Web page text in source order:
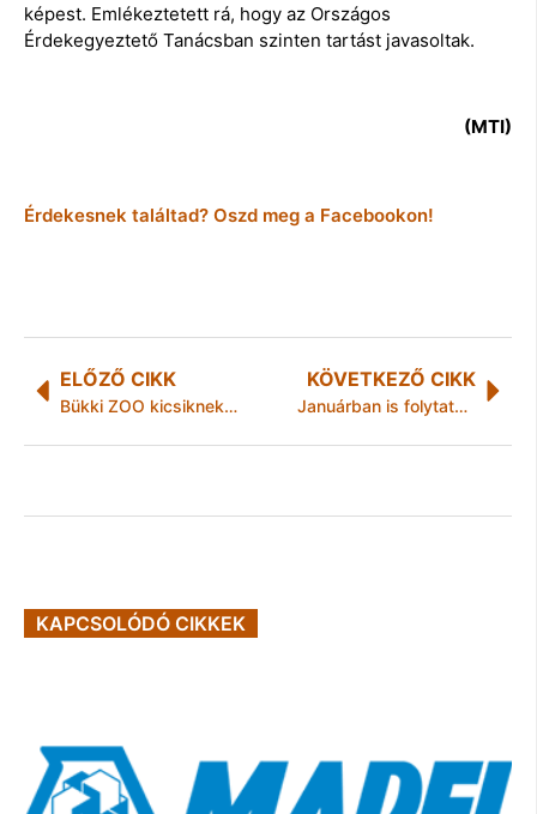
képest. Emlékeztetett rá, hogy az Országos
Érdekegyeztető Tanácsban szinten tartást javasoltak.
(MTI)
Érdekesnek találtad? Oszd meg a Facebookon!
ELŐZŐ CIKK
Bükki ZOO kicsiknek napközi
KÖVETKEZŐ CIKK
Januárban is folytatódott a digitális televíziózás térhódítása
KAPCSOLÓDÓ CIKKEK